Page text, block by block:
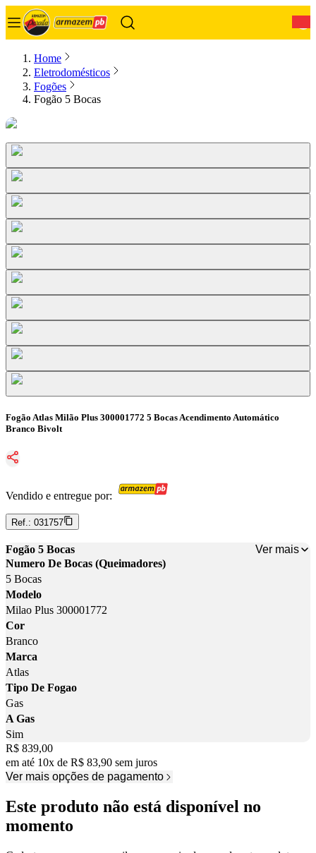
Home
Eletrodomésticos
Fogões
Fogão 5 Bocas
Fogão Atlas Milão Plus 300001772 5 Bocas Acendimento Automático
Branco Bivolt
Vendido e entregue por:
Ref.: 031757
Fogão 5 Bocas
Ver mais
Numero De Bocas (Queimadores)
5 Bocas
Modelo
Milao Plus 300001772
Cor
Branco
Marca
Atlas
Tipo De Fogao
Gas
A Gas
Sim
Price:
R$ 839,00
em até 10x de R$ 83,90 sem juros
Ver mais opções de pagamento
Este produto não está disponível no
momento